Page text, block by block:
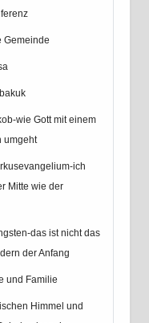
Gemeinde
wie Gott mit einem
umgeht
ich
Mitte wie der
das ist nicht das
der Anfang
und Familie
Himmel und